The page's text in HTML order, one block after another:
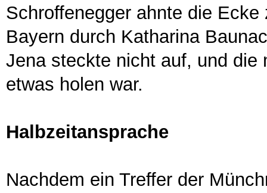
Schroffenegger ahnte die
Bayern durch Katharina
Jena steckte nicht auf, und die
etwas holen war.
Halbzeitansprache
Nachdem ein Treffer der